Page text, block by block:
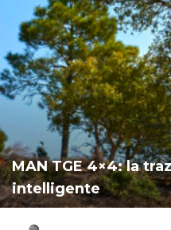
MAN TGE 4×4: la
intelligente